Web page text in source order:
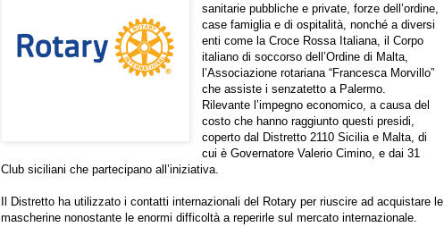
sanitarie pubbliche e private, forze dell’ordine,
case famiglia e di ospitalità, nonché a diversi
enti come la Croce Rossa Italiana, il Corpo
italiano di soccorso dell’Ordine di Malta,
l’Associazione rotariana “Francesca Morvillo”
che assiste i senzatetto a Palermo.
Rilevante l’impegno economico, a causa del
costo che hanno raggiunto questi presidi,
coperto dal Distretto 2110 Sicilia e Malta, di
cui è Governatore Valerio Cimino, e dai 31
Club siciliani che partecipano all’iniziativa.
Il Distretto ha utilizzato i contatti internazionali del Rotary per riuscire ad acquistare le
mascherine nonostante le enormi difficoltà a reperirle sul mercato internazionale.